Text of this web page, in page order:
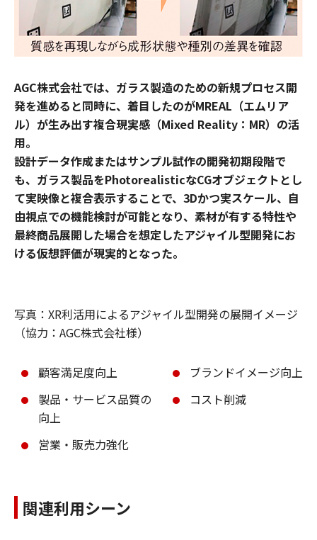
AGC株式会社では、ガラス製造のための新規プロセス開
発を進めると同時に、着目したのがMREAL（エムリア
ル）が生み出す複合現実感（Mixed Reality：MR）の活
用。
設計データ作成またはサンプル試作の開発初期段階で
も、ガラス製品をPhotorealisticなCGオブジェクトとし
て実映像と複合表示することで、3Dかつ実スケール、自
由視点での機能検討が可能となり、素材が有する特性や
最終商品展開した場合を想定したアジャイル型開発にお
ける仮想評価が現実的となった。
写真：XR利活用によるアジャイル型開発の展開イメージ
（協力：AGC株式会社様）
顧客満足度向上
ブランドイメージ向上
製品・サービス品質の
向上
コスト削減
営業・販売力強化
関連利用シーン